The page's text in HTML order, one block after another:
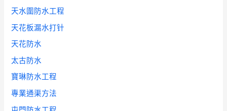
天水圍防水工程
天花板漏水打针
天花防水
太古防水
寶琳防水工程
專業通渠方法